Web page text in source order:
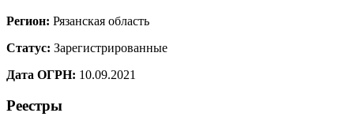
Регион: Рязанская область
Статус: Зарегистрированные
Дата ОГРН: 10.09.2021
Реестры